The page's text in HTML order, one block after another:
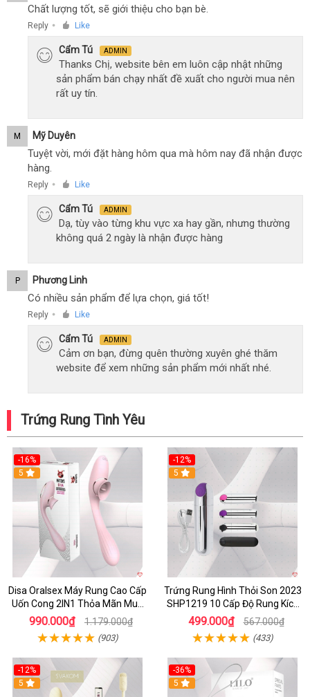
Chất lượng tốt, sẽ giới thiệu cho bạn bè.
Reply ● Like
Cẩm Tú ADMIN
Thanks Chị, website bên em luôn cập nhật những
sản phẩm bán chạy nhất đề xuất cho người mua nên
rất uy tín.
M Mỹ Duyên
Tuyệt vời, mới đặt hàng hôm qua mà hôm nay đã nhận được
hàng.
Reply ● Like
Cẩm Tú ADMIN
Dạ, tùy vào từng khu vực xa hay gần, nhưng thường
không quá 2 ngày là nhận được hàng
P Phương Linh
Có nhiều sản phẩm để lựa chọn, giá tốt!
Reply ● Like
Cẩm Tú ADMIN
Cảm ơn bạn, đừng quên thường xuyên ghé thăm
website để xem những sản phẩm mới nhất nhé.
Trứng Rung Tình Yêu
-16%
5
Disa Oralsex Máy Rung Cao Cấp
Uốn Cong 2IN1 Thỏa Mãn Mua
Ngay
990.000₫ 1.179.000₫
(903)
-12%
5
Trứng Rung Hình Thỏi Son 2023
SHP1219 10 Cấp Độ Rung Kích
Thích
499.000₫ 567.000₫
(433)
-12%
5
-36%
5